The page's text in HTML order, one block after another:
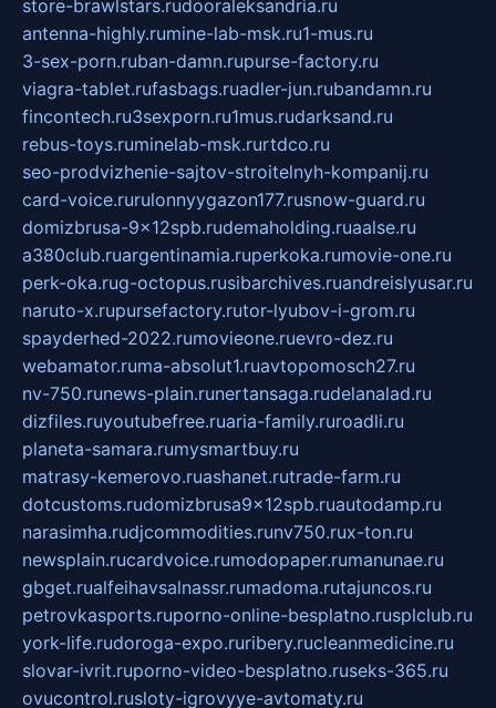
store-brawlstars.rudooraleksandria.ru
antenna-highly.rumine-lab-msk.ru1-mus.ru
3-sex-porn.ruban-damn.rupurse-factory.ru
viagra-tablet.rufasbags.ruadler-jun.rubandamn.ru
fincontech.ru3sexporn.ru1mus.rudarksand.ru
rebus-toys.ruminelab-msk.rurtdco.ru
seo-prodvizhenie-sajtov-stroitelnyh-kompanij.ru
card-voice.rurulonnyygazon177.rusnow-guard.ru
domizbrusa-9x12spb.rudemaholding.ruaalse.ru
a380club.ruargentinamia.ruperkoka.rumovie-one.ru
perk-oka.rug-octopus.rusibarchives.ruandreislyusar.ru
naruto-x.rupursefactory.rutor-lyubov-i-grom.ru
spayderhed-2022.rumovieone.ruevro-dez.ru
webamator.ruma-absolut1.ruavtopomosch27.ru
nv-750.runews-plain.runertansaga.rudelanalad.ru
dizfiles.ruyoutubefree.ruaria-family.ruroadli.ru
planeta-samara.rumysmartbuy.ru
matrasy-kemerovo.ruashanet.rutrade-farm.ru
dotcustoms.rudomizbrusa9x12spb.ruautodamp.ru
narasimha.rudjcommodities.runv750.rux-ton.ru
newsplain.rucardvoice.rumodopaper.rumanunae.ru
gbget.rualfeihavsalnassr.rumadoma.rutajuncos.ru
petrovkasports.ruporno-online-besplatno.rusplclub.ru
york-life.rudoroga-expo.ruribery.rucleanmedicine.ru
slovar-ivrit.ruporno-video-besplatno.ruseks-365.ru
ovucontrol.rusloty-igrovyye-avtomaty.ru